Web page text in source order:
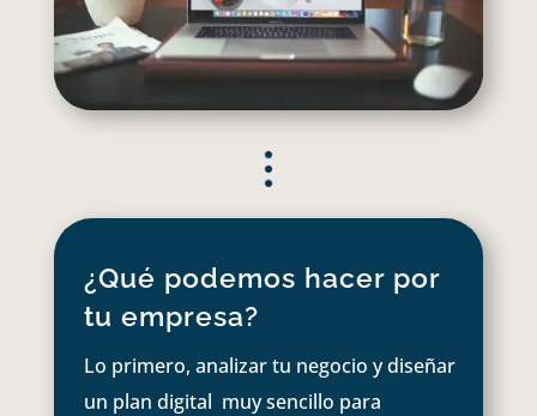
¿Qué podemos hacer por
tu empresa?
Lo primero, analizar tu negocio y diseñar
un plan digital muy sencillo para